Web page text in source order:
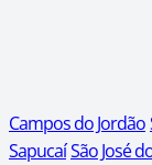
Campos do Jordão
SapucaíSão José